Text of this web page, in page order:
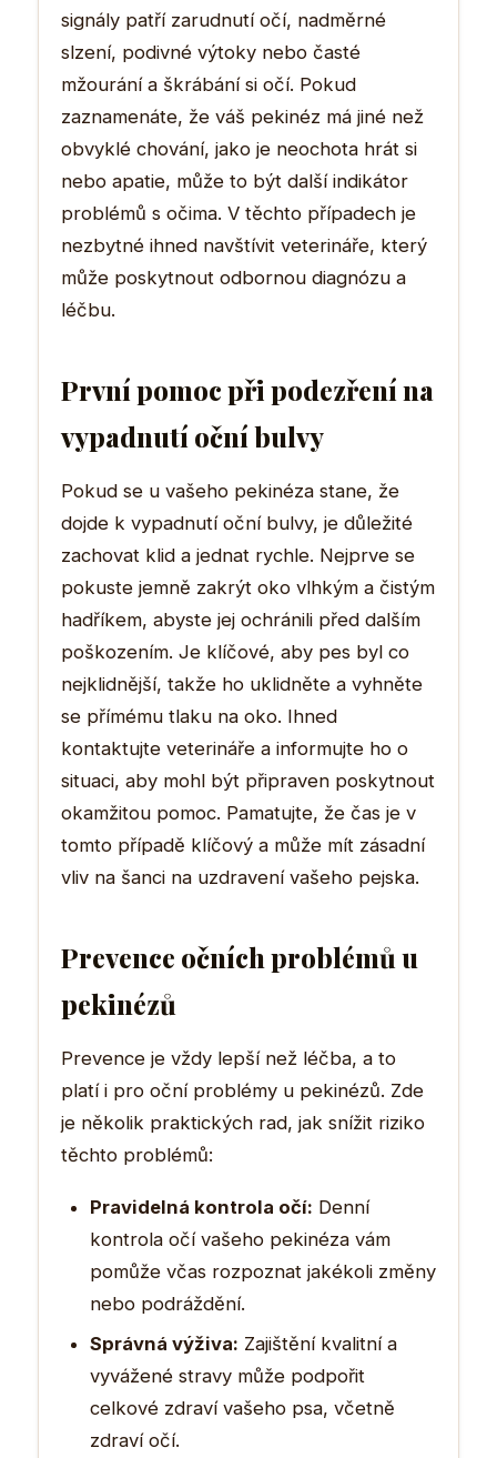
signály patří zarudnutí očí, nadměrné
slzení, podivné výtoky nebo časté
mžourání a škrábání si očí. Pokud
zaznamenáte, že váš pekinéz má jiné než
obvyklé chování, jako je neochota hrát si
nebo apatie, může to být další indikátor
problémů s očima. V těchto případech je
nezbytné ihned navštívit veterináře, který
může poskytnout odbornou diagnózu a
léčbu.
První pomoc při podezření na
vypadnutí oční bulvy
Pokud se u vašeho pekinéza stane, že
dojde k vypadnutí oční bulvy, je důležité
zachovat klid a jednat rychle. Nejprve se
pokuste jemně zakrýt oko vlhkým a čistým
hadříkem, abyste jej ochránili před dalším
poškozením. Je klíčové, aby pes byl co
nejklidnější, takže ho uklidněte a vyhněte
se přímému tlaku na oko. Ihned
kontaktujte veterináře a informujte ho o
situaci, aby mohl být připraven poskytnout
okamžitou pomoc. Pamatujte, že čas je v
tomto případě klíčový a může mít zásadní
vliv na šanci na uzdravení vašeho pejska.
Prevence očních problémů u
pekinézů
Prevence je vždy lepší než léčba, a to
platí i pro oční problémy u pekinézů. Zde
je několik praktických rad, jak snížit riziko
těchto problémů:
Pravidelná kontrola očí: Denní
kontrola očí vašeho pekinéza vám
pomůže včas rozpoznat jakékoli změny
nebo podráždění.
Správná výživa: Zajištění kvalitní a
vyvážené stravy může podpořit
celkové zdraví vašeho psa, včetně
zdraví očí.